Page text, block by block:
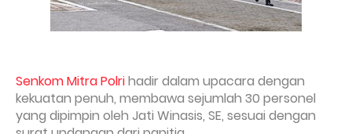
Senkom Mitra Polrihadir dalam upacara dengan
kekuatan penuh, membawa sejumlah 30 personel
yang dipimpin oleh Jati Winasis, SE, sesuai dengan